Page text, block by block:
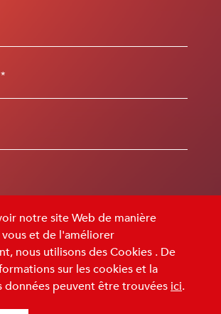
*
Protection des données
notre site Web de manière
et de l'améliorer
nous utilisons des Cookies . De
sur les cookies et la
peuvent être trouvées ici.